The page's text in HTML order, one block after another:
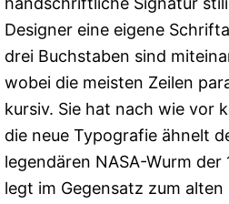
Designer eine eigene
drei Buchstaben sind
wobei die meisten Zeilen
kursiv. Sie hat nach wie vor
die neue Typografie ähnelt
legendären NASA-Wurm der
legt im Gegensatz zum